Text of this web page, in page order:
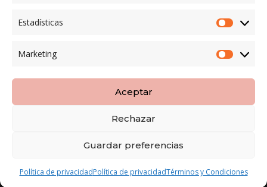
Estadísticas
Marketing
Aceptar
Rechazar
Guardar preferencias
Política de privacidadPolítica de privacidadTérminos y Condiciones
ENVÍO GRATUITO*
CAMBIO GARANTIZADO*
Legal |Politica Privacidad|Terminos y Condiciones